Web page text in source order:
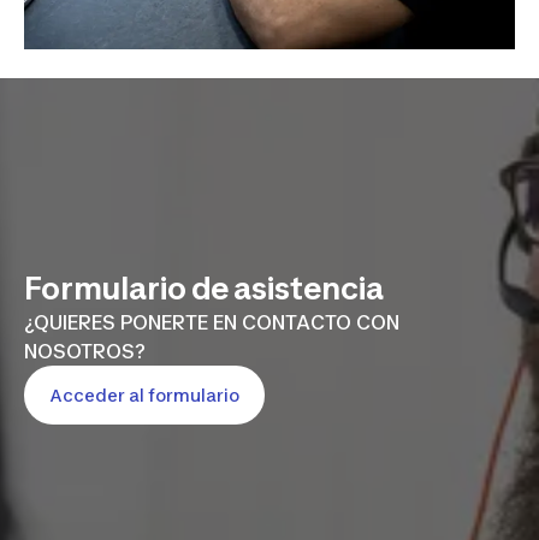
Formulario de asistencia
¿QUIERES PONERTE EN CONTACTO CON
NOSOTROS?
Acceder al formulario